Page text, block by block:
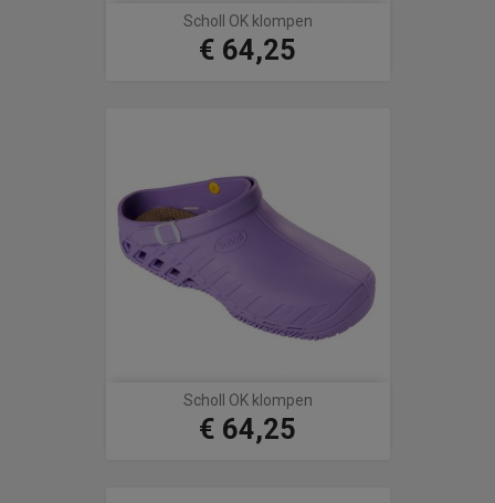
Scholl OK klompen
Prijs
€ 64,25
Scholl OK klompen
Prijs
€ 64,25